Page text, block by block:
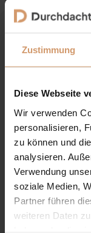
Zustimmung
Diese Webseite
Wir verwenden
personalisieren,
zu können und
analysieren.
Verwendung
soziale Medien,
Partner führen
weiteren Daten
Ersatz- und
Komfort mit
Wer eine
besitzt, weiß,
entscheidend für
und die
Durchdacht.de
Überdachungen,